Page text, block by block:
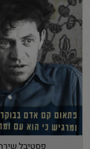
פסטיבל שירה